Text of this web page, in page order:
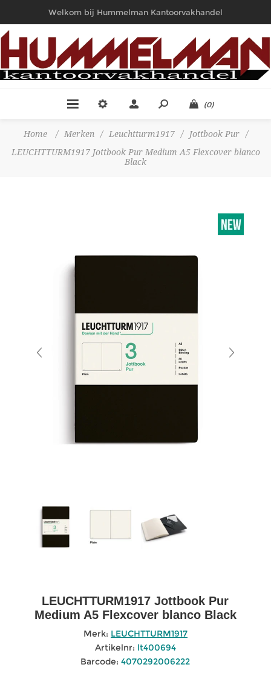
Welkom bij Hummelman Kantoorvakhandel
(0)
Home / Merken / Leuchtturm1917 / Jottbook Pur
/
LEUCHTTURM1917 Jottbook Pur Medium A5 Flexcover blanco
Black
LEUCHTTURM1917 Jottbook Pur
Medium A5 Flexcover blanco Black
Merk: LEUCHTTURM1917
Artikelnr: lt400694
Barcode: 4070292006222